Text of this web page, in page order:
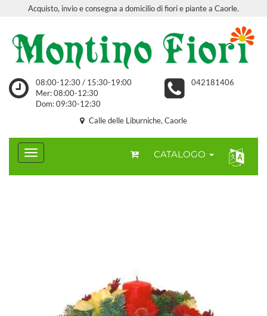
Acquisto, invio e consegna a domicilio di fiori e piante a Caorle.
08:00-12:30 / 15:30-19:00
Mer: 08:00-12:30
Dom: 09:30-12:30
042181406
Calle delle Liburniche, Caorle
CATALOGO